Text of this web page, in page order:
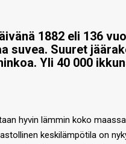
1882 eli 136
suvea. Suuret
Yli 40 000
hyvin lämmin koko
keskilämpötila on